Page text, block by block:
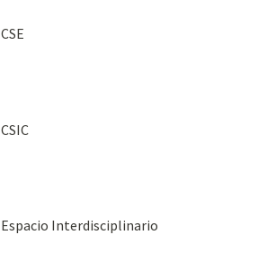
CSE
CSIC
Espacio Interdisciplinario